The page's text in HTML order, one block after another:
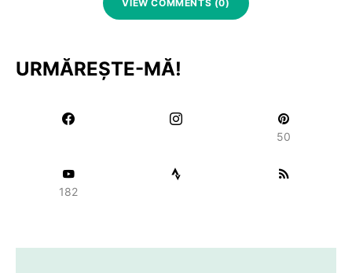
VIEW COMMENTS (0)
URMĂREȘTE-MĂ!
50
182